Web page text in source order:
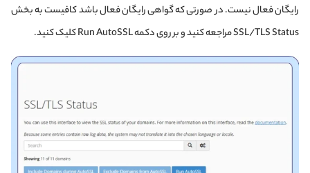
رایگان فعال نیست. در صورتی که گواهی رایگان فعال باشد کافیست به بخش
SSL/TLS Status مراجعه کنید و بر روی دکمه Run AutoSSL کلیک کنید.